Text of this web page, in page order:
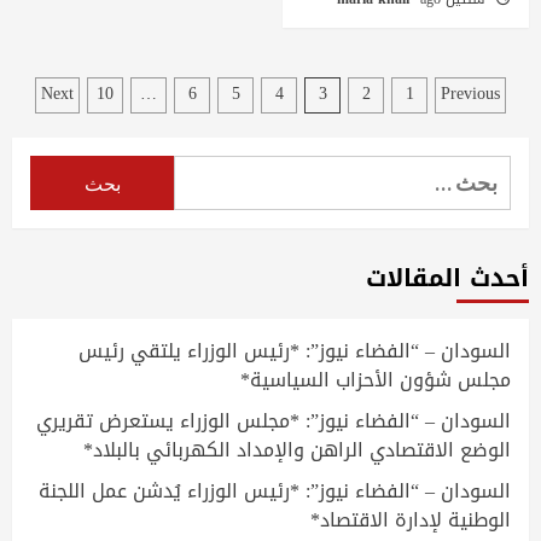
تصفّح
المقالات
Previous
1
2
3
4
5
6
…
10
Next
البحث
عن:
أحدث المقالات
السودان – “الفضاء نيوز”: *رئيس الوزراء يلتقي رئيس
مجلس شؤون الأحزاب السياسية*
السودان – “الفضاء نيوز”: *مجلس الوزراء يستعرض تقريري
الوضع الاقتصادي الراهن والإمداد الكهربائي بالبلاد*
السودان – “الفضاء نيوز”: *رئيس الوزراء يُدشن عمل اللجنة
الوطنية لإدارة الاقتصاد*